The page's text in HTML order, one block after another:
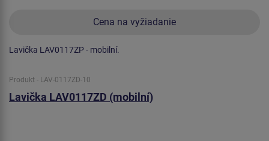
Cena na vyžiadanie
Lavička LAV0117ZP - mobilní.
Produkt - LAV-0117ZD-10
Lavička LAV0117ZD (mobilní)